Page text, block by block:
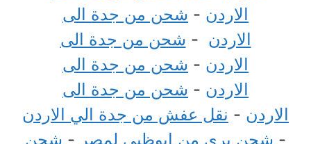
الاردن - شحن من جدة الى
الاردن - شحن من جدة الى
الاردن - شحن من جدة الى
الاردن - شحن من جدة الى
الاردن - نقل عفش من جدة الي الاردن
- شحن بري من ابوظبي لمصر - شحن